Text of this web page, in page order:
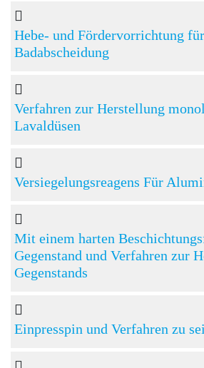
Hebe- und Fördervorrichtung
Badabscheidung
Verfahren zur Herstellung
Lavaldüsen
Versiegelungsreagens Für
Mit einem harten
Gegenstand und Verfahren zur
Gegenstands
Einpresspin und Verfahren zu